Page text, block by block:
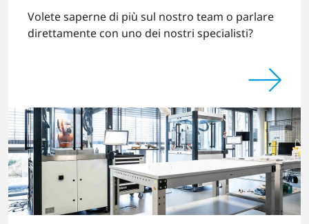
Volete saperne di più sul nostro team o parlare
direttamente con uno dei nostri specialisti?